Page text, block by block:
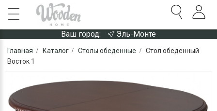
Ваш город: Эль-Монте
Главная Каталог Столы обеденные
Стол обеденный
Восток 1